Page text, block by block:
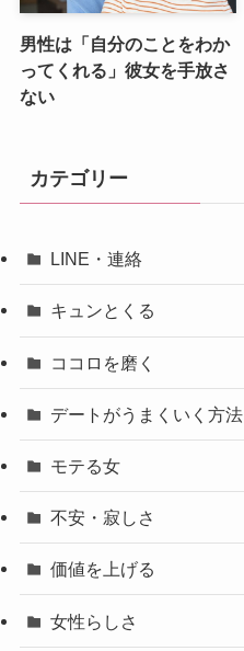
男性は「自分のことをわか
ってくれる」彼女を手放さ
ない
カテゴリー
LINE・連絡
キュンとくる
ココロを磨く
デートがうまくいく方法
モテる女
不安・寂しさ
価値を上げる
女性らしさ